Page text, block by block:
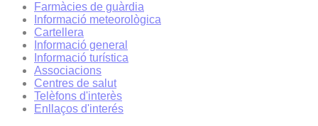
Farmàcies de guàrdia
Informació meteorològica
Cartellera
Informació general
Informació turística
Associacions
Centres de salut
Telèfons d'interès
Enllaços d'interés